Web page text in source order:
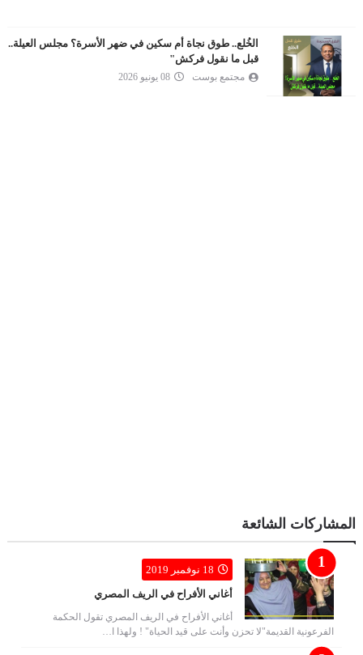
الخُلع.. طوق نجاة أم سكين في ضهر الأسرة؟ مجلس العيلة..
قبل ما نقول فركش"
مجتمع بوست 08 يونيو 2026
المشاركات الشائعة
18 نوفمبر 2019
أغاني الأفراح في الريف المصري
أغاني الأفراح في الريف المصري تقول الحكمة
الفرعونية القديمة"لا تحزن وأنت على قيد الحياة" ! ولهذا ا…